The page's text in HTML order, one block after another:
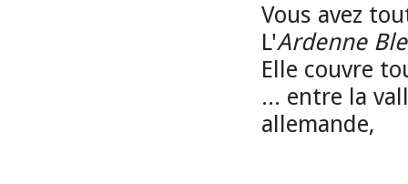
Vous avez
L'Ardenne
Elle couvre
... entre la
allemande,